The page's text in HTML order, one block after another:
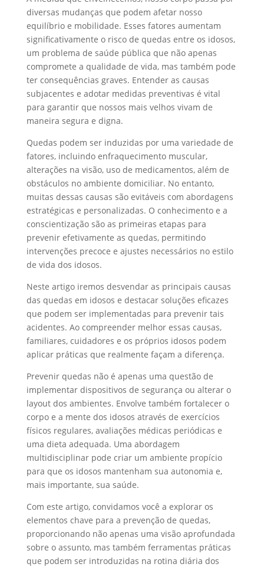
diversas mudanças que podem afetar nosso
equilíbrio e mobilidade. Esses fatores aumentam
significativamente o risco de quedas entre os idosos,
um problema de saúde pública que não apenas
compromete a qualidade de vida, mas também pode
ter consequências graves. Entender as causas
subjacentes e adotar medidas preventivas é vital
para garantir que nossos mais velhos vivam de
maneira segura e digna.
Quedas podem ser induzidas por uma variedade de
fatores, incluindo enfraquecimento muscular,
alterações na visão, uso de medicamentos, além de
obstáculos no ambiente domiciliar. No entanto,
muitas dessas causas são evitáveis com abordagens
estratégicas e personalizadas. O conhecimento e a
conscientização são as primeiras etapas para
prevenir efetivamente as quedas, permitindo
intervenções precoce e ajustes necessários no estilo
de vida dos idosos.
Neste artigo iremos desvendar as principais causas
das quedas em idosos e destacar soluções eficazes
que podem ser implementadas para prevenir tais
acidentes. Ao compreender melhor essas causas,
familiares, cuidadores e os próprios idosos podem
aplicar práticas que realmente façam a diferença.
Prevenir quedas não é apenas uma questão de
implementar dispositivos de segurança ou alterar o
layout dos ambientes. Envolve também fortalecer o
corpo e a mente dos idosos através de exercícios
físicos regulares, avaliações médicas periódicas e
uma dieta adequada. Uma abordagem
multidisciplinar pode criar um ambiente propício
para que os idosos mantenham sua autonomia e,
mais importante, sua saúde.
Com este artigo, convidamos você a explorar os
elementos chave para a prevenção de quedas,
proporcionando não apenas uma visão aprofundada
sobre o assunto, mas também ferramentas práticas
que podem ser introduzidas na rotina diária dos